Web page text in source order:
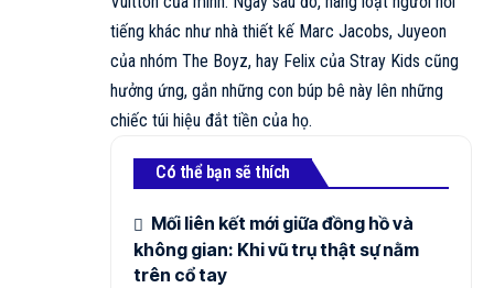
tiếng khác như nhà thiết kế Marc Jacobs, Juyeon
của nhóm The Boyz, hay Felix của Stray Kids cũng
hưởng ứng, gắn những con búp bê này lên những
chiếc túi hiệu đắt tiền của họ.
Có thể bạn sẽ thích
Mối liên kết mới giữa đồng hồ và
không gian: Khi vũ trụ thật sự nằm
trên cổ tay